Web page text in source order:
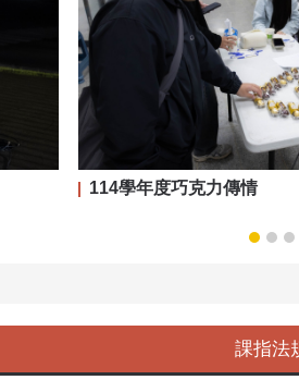
114學年度巧克力傳情
課指法